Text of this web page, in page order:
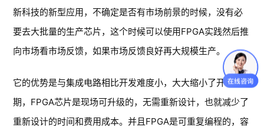
新科技的新型应用，不确定是否有市场前景的时候，没有必
要去大批量的生产芯片，这个时候可以使用FPGA实践然后推
向市场看市场反馈，如果市场反馈良好再大规模生产。
它的优势是与集成电路相比开发难度小，大大缩小了开发周
期，FPGA芯片是现场可升级的，无需重新设计，也就减少了
重新设计的时间和费用成本。并且FPGA是可重复编程的，容